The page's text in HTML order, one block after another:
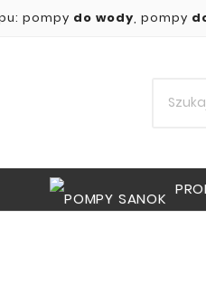
pompy do wody, pompy